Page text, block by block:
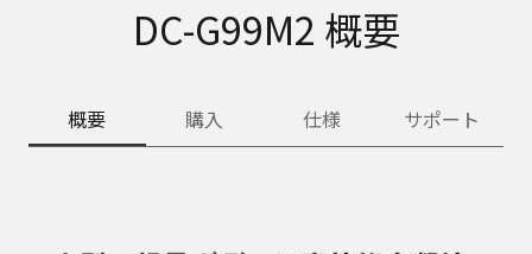
DC-G99M2 概要
概要 購入 仕様 サポート